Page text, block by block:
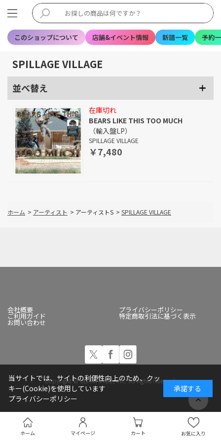
このショップについて 店舗&イベント情報 新譜一覧 予約
ホーム マイページ カート お気に入り
SPILLAGE VILLAGE
並べ替え
在庫切れ
BEARS LIKE THIS TOO MUCH
（輸入盤LP）
SPILLAGE VILLAGE
￥7,480
ホーム > アーティスト > アーティストS > SPILLAGE VILLAGE
会社概要 プライバシーポリシー
ご利用ガイド 特定商取引法に基づく表示
お問い合わせ
Copyright © ULTRA-VYBE, INC. All rights reserved.
当サイトでは、サイトの利便性向上のため、クッ
キー(Cookie)を使用しています
プライバシーポリシー
承諾する